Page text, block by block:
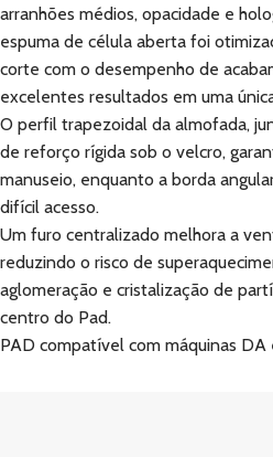
arranhões médios, opacidade e
espuma de célula aberta foi
corte com o desempenho de
excelentes resultados em uma
O perfil trapezoidal da almofada,
de reforço rígida sob o velcro,
manuseio, enquanto a borda
difícil acesso.
Um furo centralizado melhora a
reduzindo o risco de
aglomeração e cristalização de
centro do Pad.
PAD compatível com máquinas DA